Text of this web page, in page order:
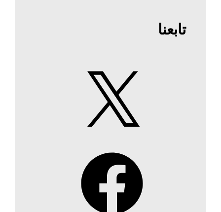
تابعنا
Facebook